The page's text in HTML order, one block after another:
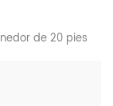
de 20 pies